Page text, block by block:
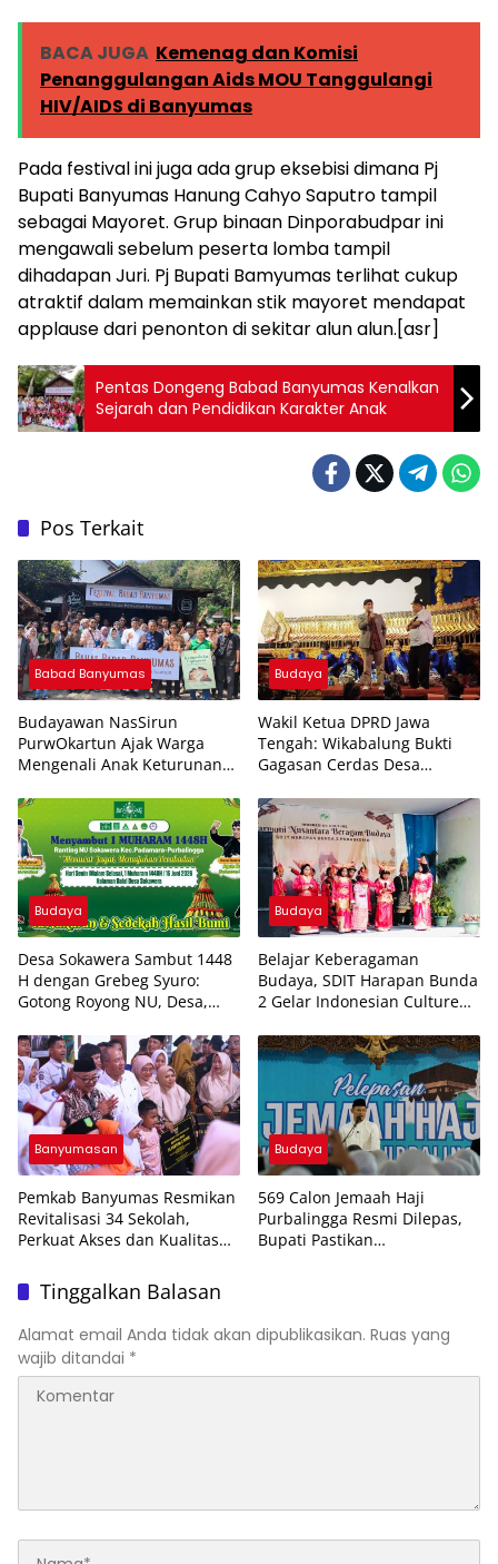
BACA JUGA Kemenag dan Komisi
Penanggulangan Aids MOU Tanggulangi
HIV/AIDS di Banyumas
Pada festival ini juga ada grup eksebisi dimana Pj
Bupati Banyumas Hanung Cahyo Saputro tampil
sebagai Mayoret. Grup binaan Dinporabudpar ini
mengawali sebelum peserta lomba tampil
dihadapan Juri. Pj Bupati Bamyumas terlihat cukup
atraktif dalam memainkan stik mayoret mendapat
applause dari penonton di sekitar alun alun.[asr]
Pentas Dongeng Babad Banyumas Kenalkan
Sejarah dan Pendidikan Karakter Anak
Pos Terkait
Babad Banyumas
Budayawan NasSirun
PurwOkartun Ajak Warga
Mengenali Anak Keturunan
Budaya
Wakil Ketua DPRD Jawa
Tengah: Wikabalung Bukti
Gagasan Cerdas Desa
Berbasis Kolaborasi
Budaya
Desa Sokawera Sambut 1448
H dengan Grebeg Syuro:
Gotong Royong NU, Desa,
Budaya
Belajar Keberagaman
Budaya, SDIT Harapan Bunda
2 Gelar Indonesian Culture
Banyumasan
Pemkab Banyumas Resmikan
Revitalisasi 34 Sekolah,
Perkuat Akses dan Kualitas
Budaya
569 Calon Jemaah Haji
Purbalingga Resmi Dilepas,
Bupati Pastikan
Tinggalkan Balasan
Alamat email Anda tidak akan dipublikasikan. Ruas yang
wajib ditandai *